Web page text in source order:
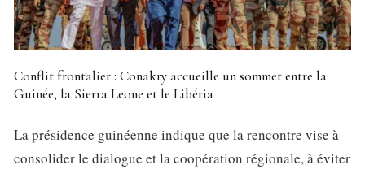
Conflit frontalier : Conakry accueille un sommet entre la
Guinée, la Sierra Leone et le Libéria
La présidence guinéenne indique que la rencontre vise à
consolider le dialogue et la coopération régionale, à éviter